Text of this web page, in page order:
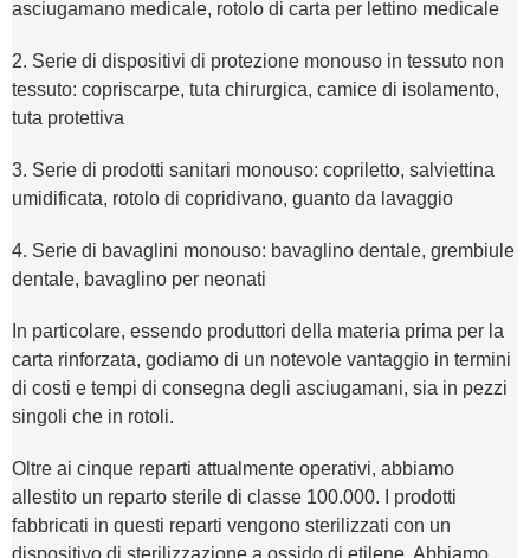
asciugamano medicale, rotolo di carta per lettino medicale
2. Serie di dispositivi di protezione monouso in tessuto non
tessuto: copriscarpe, tuta chirurgica, camice di isolamento,
tuta protettiva
3. Serie di prodotti sanitari monouso: copriletto, salviettina
umidificata, rotolo di copridivano, guanto da lavaggio
4. Serie di bavaglini monouso: bavaglino dentale, grembiule
dentale, bavaglino per neonati
In particolare, essendo produttori della materia prima per la
carta rinforzata, godiamo di un notevole vantaggio in termini
di costi e tempi di consegna degli asciugamani, sia in pezzi
singoli che in rotoli.
Oltre ai cinque reparti attualmente operativi, abbiamo
allestito un reparto sterile di classe 100.000. I prodotti
fabbricati in questi reparti vengono sterilizzati con un
dispositivo di sterilizzazione a ossido di etilene. Abbiamo